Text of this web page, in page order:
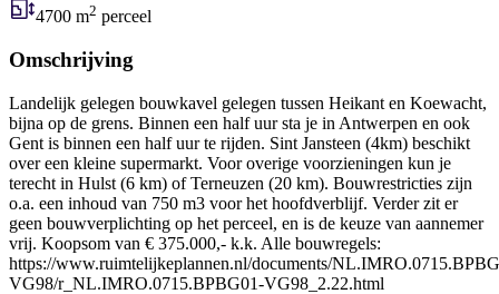
4700 m2 perceel
Omschrijving
Landelijk gelegen bouwkavel gelegen tussen Heikant en Koewacht,
bijna op de grens. Binnen een half uur sta je in Antwerpen en ook
Gent is binnen een half uur te rijden. Sint Jansteen (4km) beschikt
over een kleine supermarkt. Voor overige voorzieningen kun je
terecht in Hulst (6 km) of Terneuzen (20 km). Bouwrestricties zijn
o.a. een inhoud van 750 m3 voor het hoofdverblijf. Verder zit er
geen bouwverplichting op het perceel, en is de keuze van aannemer
vrij. Koopsom van € 375.000,- k.k. Alle bouwregels:
https://www.ruimtelijkeplannen.nl/documents/
VG98/r_NL.IMRO.0715.BPBG01-VG98_2.22.html